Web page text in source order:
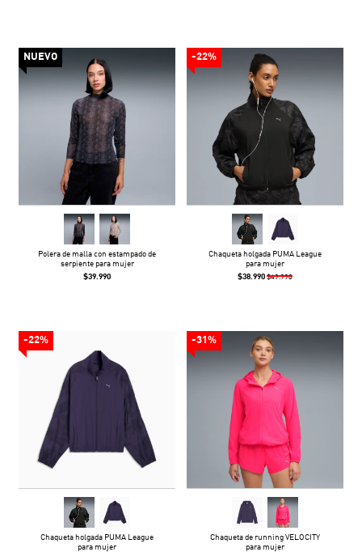
NUEVO
Polera de malla con estampado de
serpiente para mujer
$39.990
-22%
Chaqueta holgada PUMA League
para mujer
$38.990 $49.990
-22%
Chaqueta holgada PUMA League
para mujer
-31%
Chaqueta de running VELOCITY
para mujer